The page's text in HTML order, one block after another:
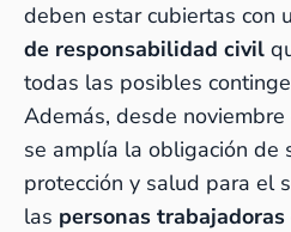
deben estar cubiertas con
de responsabilidad civil
todas las posibles
Además, desde
se amplía la obligación de
protección y salud para el
las personas